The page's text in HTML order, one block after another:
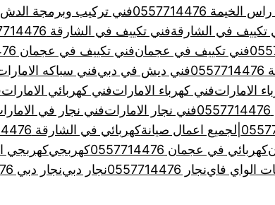
0557714476
فني تركيب وبرمجة الدش
تكييف في الشارقةفني تكييف في الشارقة 0557714476
فني تكييف في عجمانفني تكييف في عجمان 0557714476
فني ديش في دبيفني سباكه
الاماراتفني كهرباء الاماراتفني كهربائي الامارات
فني نجار الاماراتفني نجار في
كهربائي في الشارقة 0557714476
كهربائي في عجمان 0557714476 كهربجيكهربجي
الواي فاينجار 0557714476 نجار دبينجار دبي 0557714476